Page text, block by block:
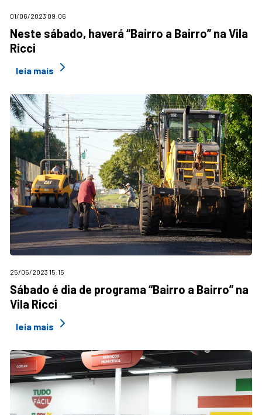
01/06/2023 09:06
Neste sábado, haverá “Bairro a Bairro” na Vila
Ricci
leia mais
25/05/2023 15:15
Sábado é dia de programa “Bairro a Bairro” na
Vila Ricci
leia mais